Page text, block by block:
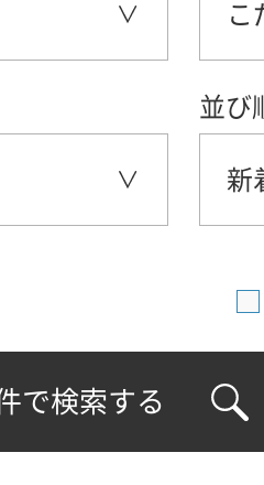
こ
並び
新
で検索する